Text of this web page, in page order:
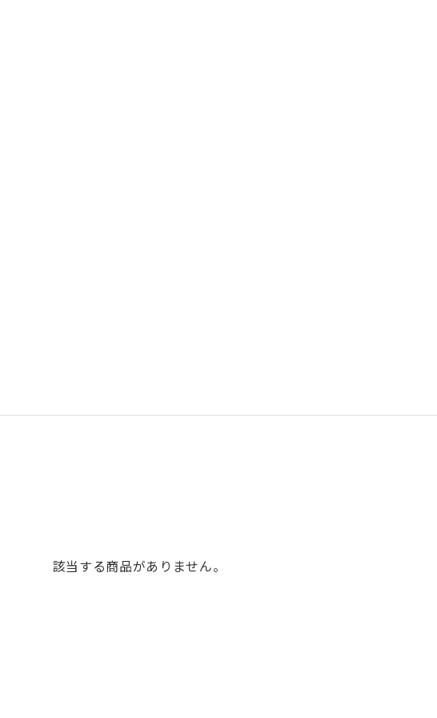
該当する商品がありません。